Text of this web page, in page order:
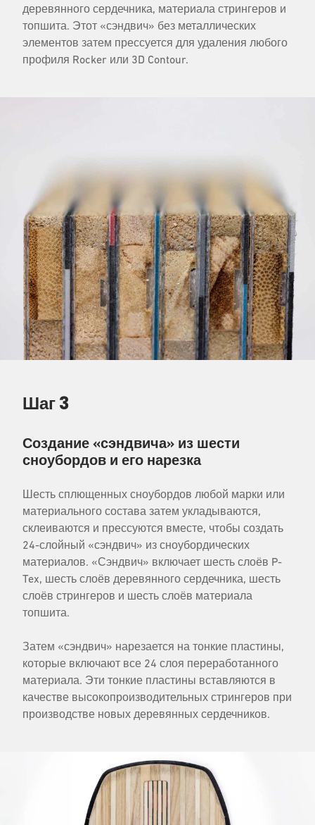
деревянного сердечника, материала стрингеров и
топшита. Этот «сэндвич» без металлических
элементов затем прессуется для удаления любого
профиля Rocker или 3D Contour.
Шаг 3
Создание «сэндвича» из шести
сноубордов и его нарезка
Шесть сплющенных сноубордов любой марки или
материального состава затем укладываются,
склеиваются и прессуются вместе, чтобы создать
24-слойный «сэндвич» из сноубордических
материалов. «Сэндвич» включает шесть слоёв P-
Tex, шесть слоёв деревянного сердечника, шесть
слоёв стрингеров и шесть слоёв материала
топшита.
Затем «сэндвич» нарезается на тонкие пластины,
которые включают все 24 слоя переработанного
материала. Эти тонкие пластины вставляются в
качестве высокопроизводительных стрингеров при
производстве новых деревянных сердечников.